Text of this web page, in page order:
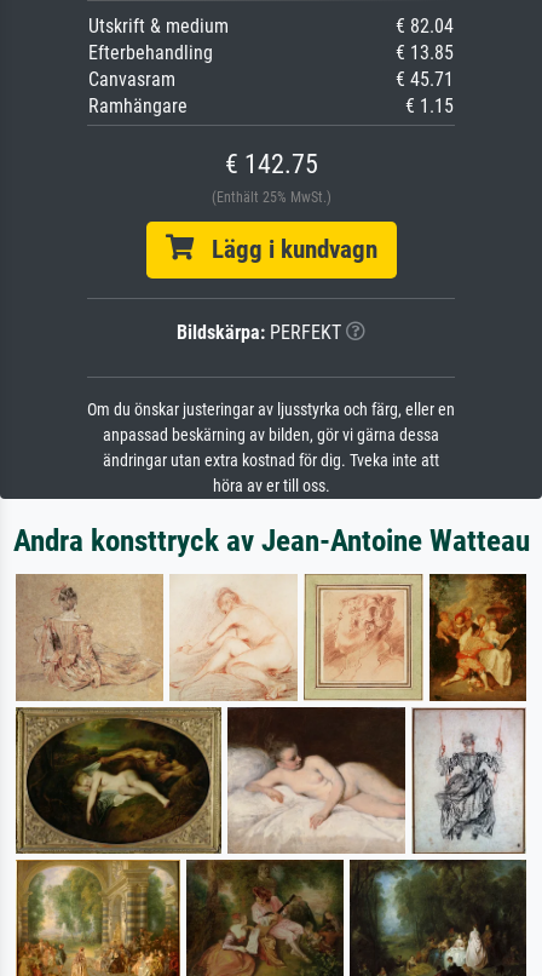
Utskrift & medium
€ 82.04
Efterbehandling
€ 13.85
Canvasram
€ 45.71
Ramhängare
€ 1.15
€ 142.75
(Enthält 25% MwSt.)
Lägg i kundvagn
Bildskärpa: PERFEKT
Om du önskar justeringar av ljusstyrka och färg, eller en
anpassad beskärning av bilden, gör vi gärna dessa
ändringar utan extra kostnad för dig. Tveka inte att
höra av er till oss.
Andra konsttryck av Jean-Antoine Watteau